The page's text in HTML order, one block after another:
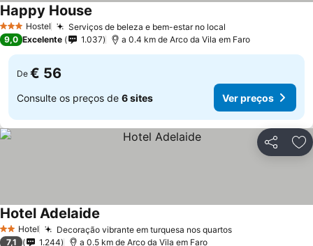
3 EstrelasHostel Serviços de beleza e bem-estar no local
Happy House
9,0 Excelente 1.037 a 0.4 km de Arco da Vila em Faro
De € 56
Consulte os preços de 6 sites Ver preços
Partilhar
2 Estrelas
Hotel Decoração vibrante em turquesa nos quartos
Hotel Adelaide
7,1 1.244 a 0.5 km de Arco da Vila em Faro